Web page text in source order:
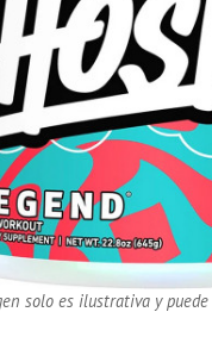
solo es ilustrativa y